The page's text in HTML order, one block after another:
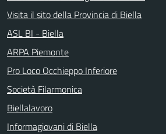
Visita il sito della Provincia di Biella
ASL BI - Biella
ARPA Piemonte
Pro Loco Occhieppo Inferiore
Società Filarmonica
Biellalavoro
Informagiovani di Biella